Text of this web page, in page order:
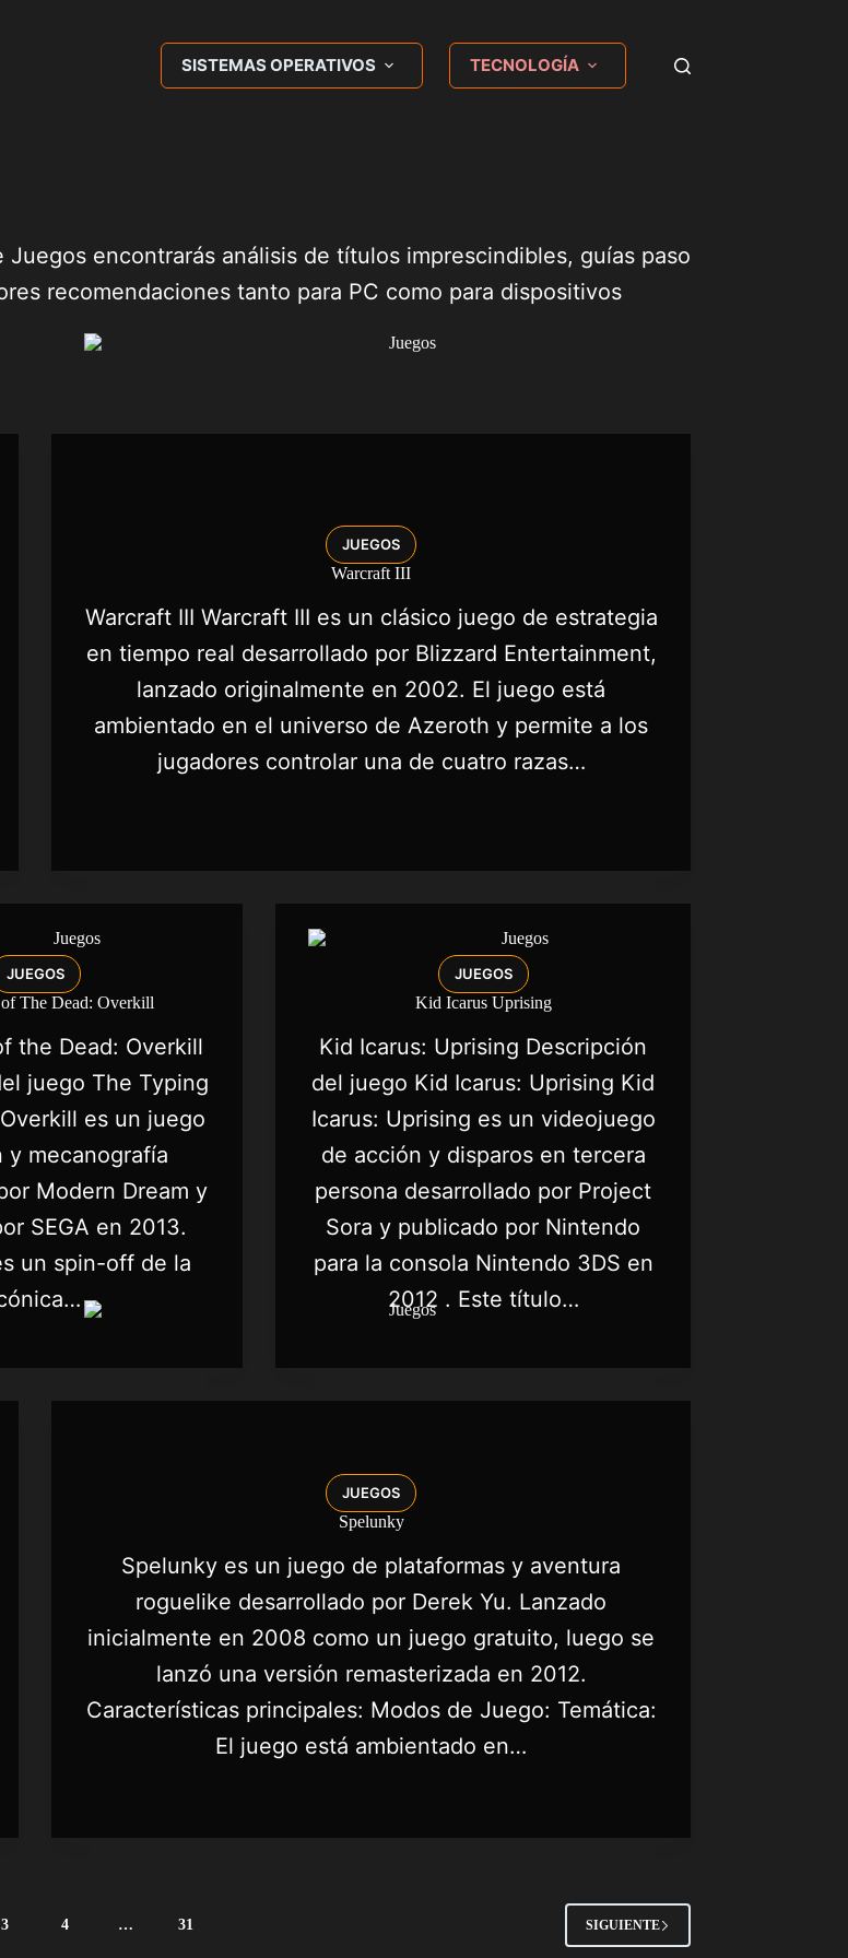
SISTEMAS OPERATIVOS TECNOLOGÍA
encontrarás análisis de títulos imprescindibles, guías paso
recomendaciones tanto para PC como para dispositivos
JUEGOS
Warcraft III
Warcraft III Warcraft III es un clásico juego de estrategia
en tiempo real desarrollado por Blizzard Entertainment,
lanzado originalmente en 2002. El juego está
ambientado en el universo de Azeroth y permite a los
jugadores controlar una de cuatro razas…
JUEGOS
The Dead: Overkill
the Dead: Overkill
juego The Typing
es un juego
y mecanografía
Modern Dream y
SEGA en 2013.
un spin-off de la
JUEGOS
Kid Icarus Uprising
Kid Icarus: Uprising Descripción
del juego Kid Icarus: Uprising Kid
Icarus: Uprising es un videojuego
de acción y disparos en tercera
persona desarrollado por Project
Sora y publicado por Nintendo
para la consola Nintendo 3DS en
2012 . Este título…
JUEGOS
Spelunky
Spelunky es un juego de plataformas y aventura
roguelike desarrollado por Derek Yu. Lanzado
inicialmente en 2008 como un juego gratuito, luego se
lanzó una versión remasterizada en 2012.
Características principales: Modos de Juego: Temática:
El juego está ambientado en…
3 4 … 31 SIGUIENTE